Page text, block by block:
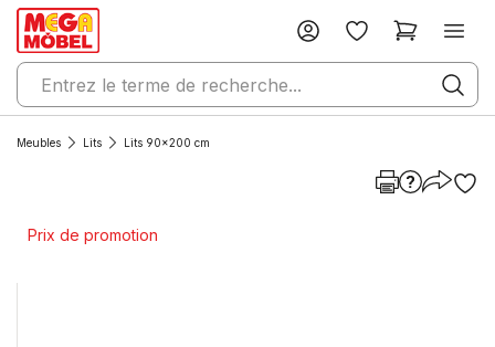
Meubles Lits Lits 90x200 cm
Prix de promotion